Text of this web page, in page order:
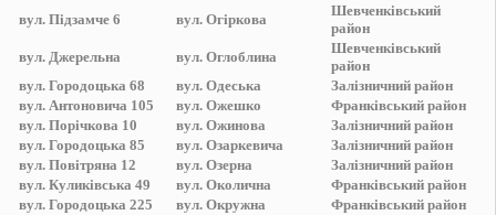
вул. Підзамче 6 вул. Огіркова
Шевченківський
район
вул. Джерельна вул. Оглоблина
Шевченківський
район
вул. Городоцька 68 вул. Одеська Залізничний район
вул. Антоновича 105 вул. Ожешко Франківський район
вул. Порічкова 10 вул. Ожинова Залізничний район
вул. Городоцька 85 вул. Озаркевича Залізничний район
вул. Повітряна 12 вул. Озерна Залізничний район
вул. Куликівська 49 вул. Околична Франківський район
вул. Городоцька 225 вул. Окружна Франківський район